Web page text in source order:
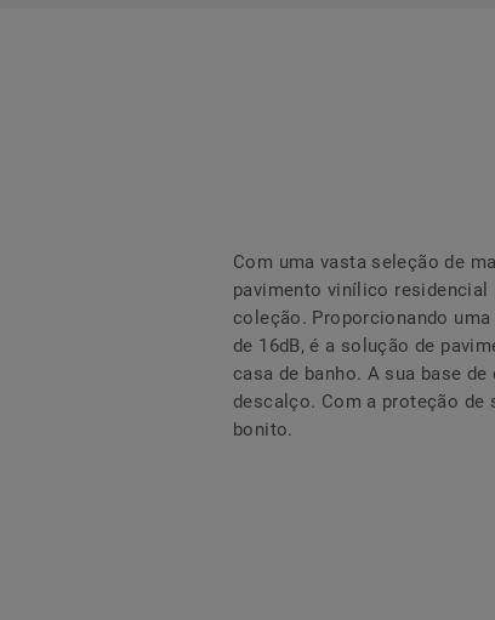
Com uma vasta seleção de
pavimento vinílico residencial
coleção. Proporcionando
de 16dB, é a solução de
casa de banho. A sua base
descalço. Com a proteção de
bonito.